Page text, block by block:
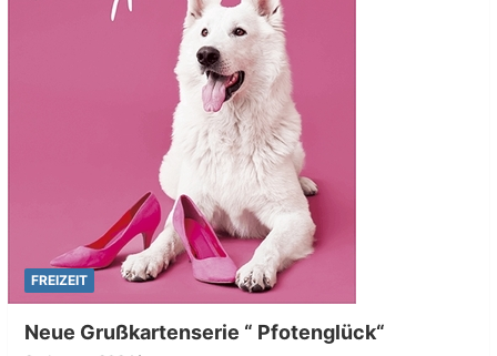
FREIZEIT
Neue Grußkartenserie “ Pfotenglück“